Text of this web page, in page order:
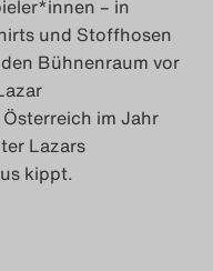
– in
und Stoffhosen
Bühnenraum vor
im Jahr
Lazars
kippt.